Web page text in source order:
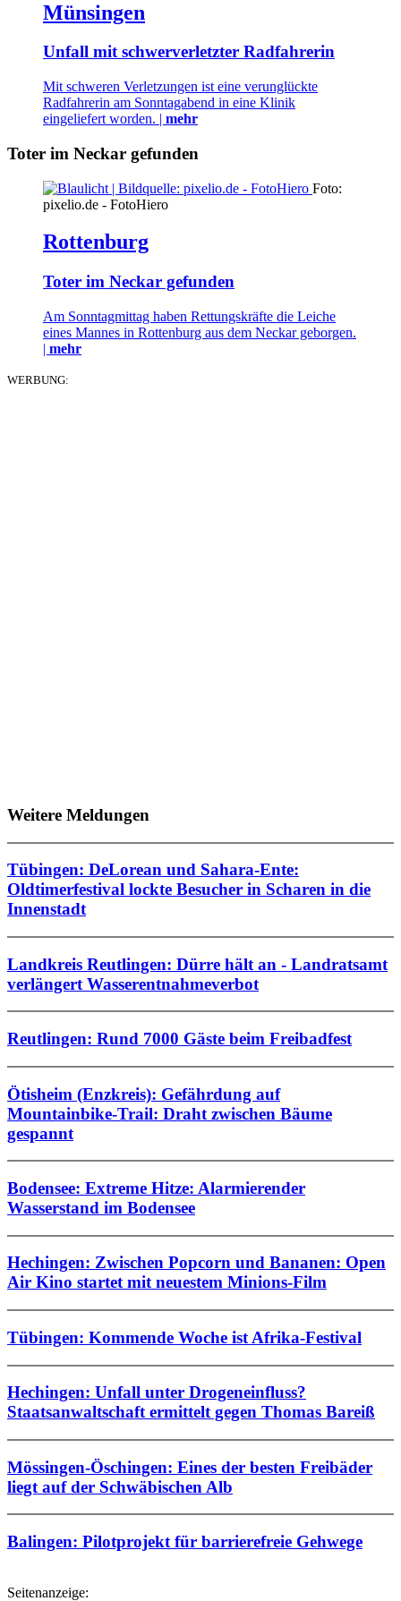
Münsingen
Unfall mit schwerverletzter Radfahrerin
Mit schweren Verletzungen ist eine verunglückte
Radfahrerin am Sonntagabend in eine Klinik
eingeliefert worden. | mehr
Toter im Neckar gefunden
Foto:
pixelio.de - FotoHiero
Rottenburg
Toter im Neckar gefunden
Am Sonntagmittag haben Rettungskräfte die Leiche
eines Mannes in Rottenburg aus dem Neckar geborgen.
| mehr
WERBUNG:
Weitere Meldungen
Tübingen: DeLorean und Sahara-Ente:
Oldtimerfestival lockte Besucher in Scharen in die
Innenstadt
Landkreis Reutlingen: Dürre hält an - Landratsamt
verlängert Wasserentnahmeverbot
Reutlingen: Rund 7000 Gäste beim Freibadfest
Ötisheim (Enzkreis): Gefährdung auf
Mountainbike-Trail: Draht zwischen Bäume
gespannt
Bodensee: Extreme Hitze: Alarmierender
Wasserstand im Bodensee
Hechingen: Zwischen Popcorn und Bananen: Open
Air Kino startet mit neuestem Minions-Film
Tübingen: Kommende Woche ist Afrika-Festival
Hechingen: Unfall unter Drogeneinfluss?
Staatsanwaltschaft ermittelt gegen Thomas Bareiß
Mössingen-Öschingen: Eines der besten Freibäder
liegt auf der Schwäbischen Alb
Balingen: Pilotprojekt für barrierefreie Gehwege
Seitenanzeige: